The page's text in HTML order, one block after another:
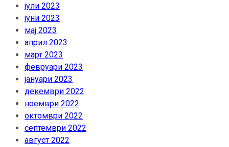
јули 2023
јуни 2023
мај 2023
април 2023
март 2023
февруари 2023
јануари 2023
декември 2022
ноември 2022
октомври 2022
септември 2022
август 2022